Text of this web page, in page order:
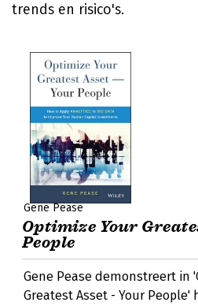
trends en risico's.
Gene Pease
Optimize Your
People
Gene Pease demonstreert in
Greatest Asset - Your People'